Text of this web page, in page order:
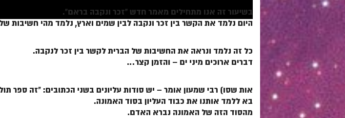
בשיעור זה אנו מתחילים מאמר חדש "זכר ונקבה בראם".
היום נלמד את הקשר בין זכר ונקבה לבין שמים וארץ, נלמד מהי חשיבות
כל זה נלמד ונראה את החשיבות של הברית לקשר בין זכר לנקבה.
דברים ארוכים מיני ים – והזמן קצר…
אות שסו) רבי שמעון אומר – יש סודות עליונים בשני הכתובים: "זה ספר
בא ללמד אותנו את כבוד העליון בסוד האמונה.
מהסוד הזה של האמונה נברא האדם.